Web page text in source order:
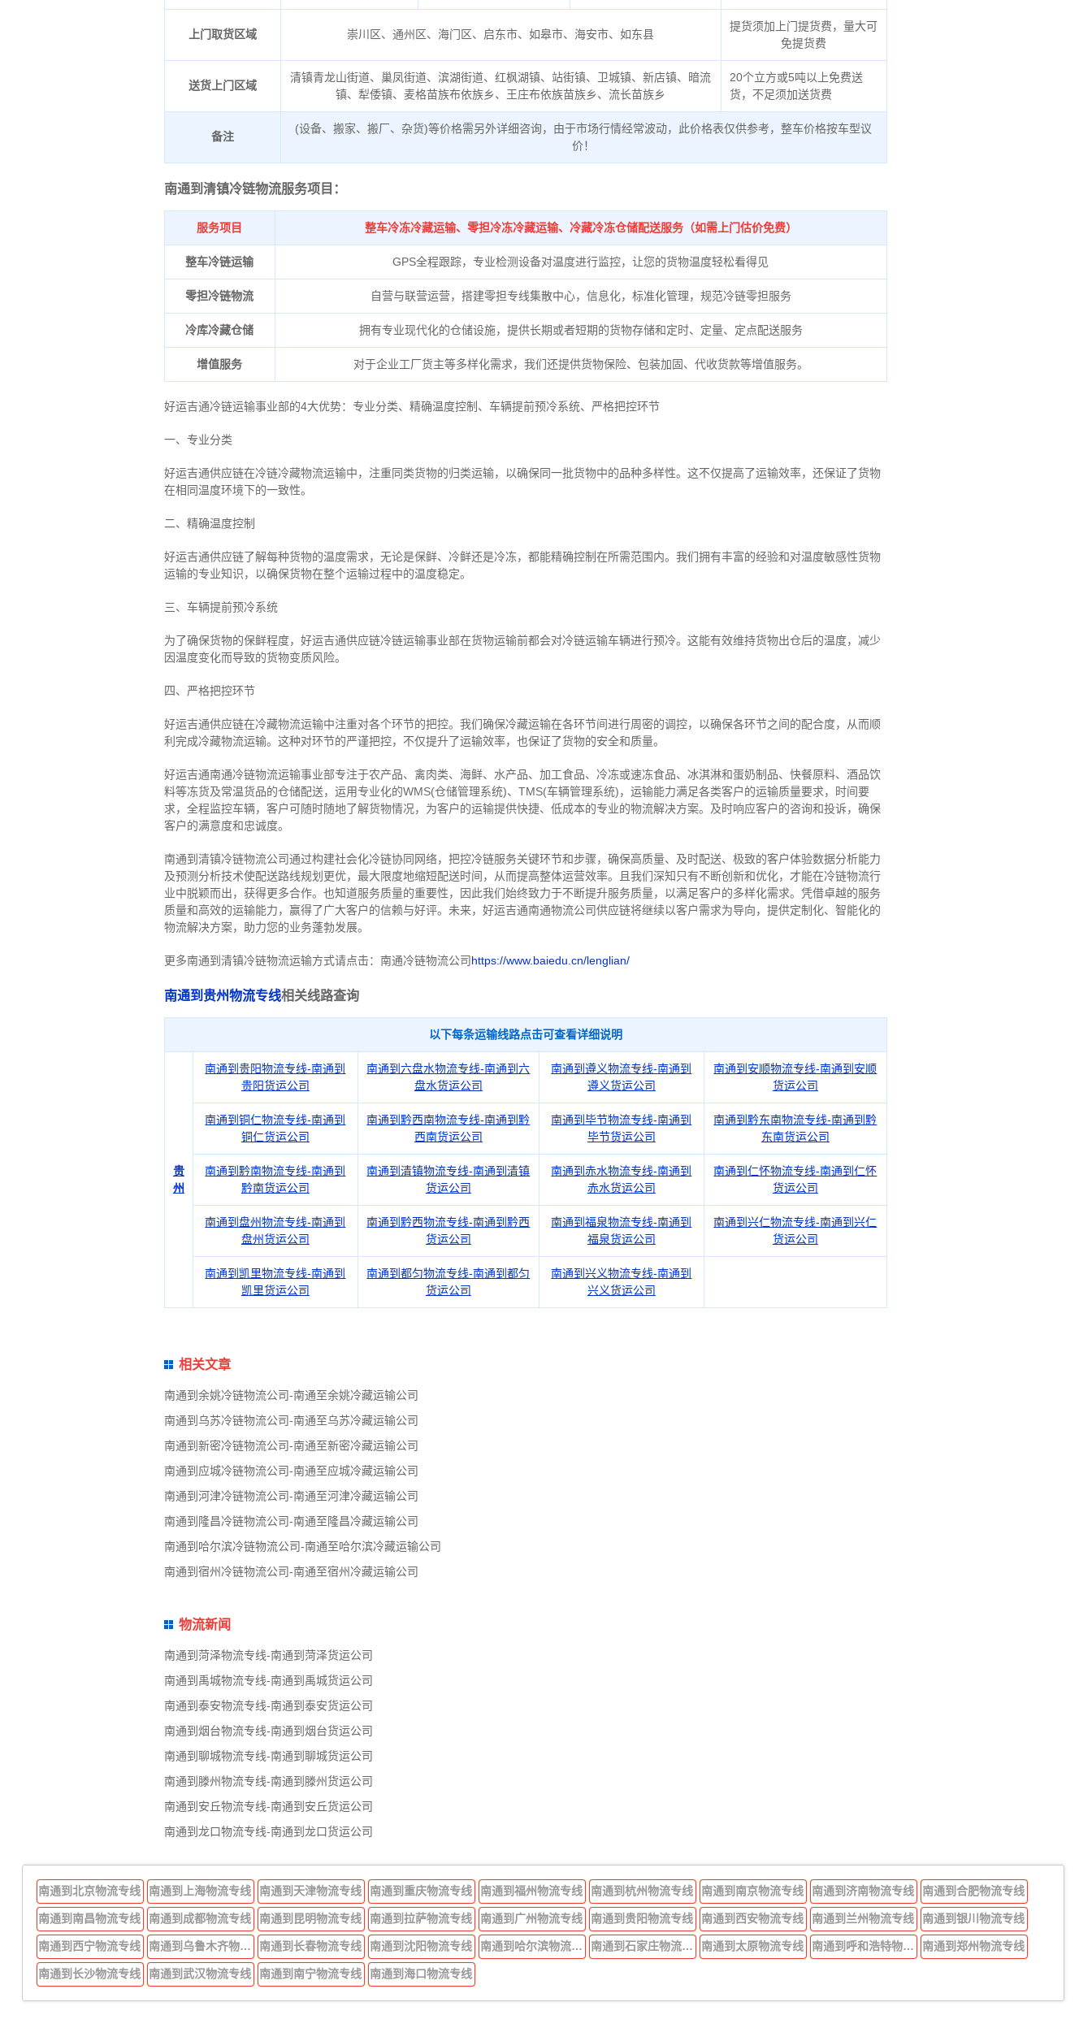
上门取货区域 崇川区、通州区、海门区、启东市、如皋市、海安市、如东县
提货须加上门提货费，量大可
免提货费
送货上门区域
清镇青龙山街道、巢凤街道、滨湖街道、红枫湖镇、站街镇、卫城镇、新店镇、暗流
镇、犁倭镇、麦格苗族布依族乡、王庄布依族苗族乡、流长苗族乡
20个立方或5吨以上免费送
货，不足须加送货费
备注
(设备、搬家、搬厂、杂货)等价格需另外详细咨询，由于市场行情经常波动，此价格表仅供参考，整车价格按车型议
价！
南通到清镇冷链物流服务项目：
服务项目 整车冷冻冷藏运输、零担冷冻冷藏运输、冷藏冷冻仓储配送服务（如需上门估价免费）
整车冷链运输 GPS全程跟踪，专业检测设备对温度进行监控，让您的货物温度轻松看得见
零担冷链物流 自营与联营运营，搭建零担专线集散中心，信息化，标准化管理，规范冷链零担服务
冷库冷藏仓储 拥有专业现代化的仓储设施，提供长期或者短期的货物存储和定时、定量、定点配送服务
增值服务 对于企业工厂货主等多样化需求，我们还提供货物保险、包装加固、代收货款等增值服务。
好运吉通冷链运输事业部的4大优势： 专业分类、 精确温度控制、 车辆提前预冷系统、 严格把控环节
一、专业分类
好运吉通供应链在冷链冷藏物流运输中，注重同类货物的归类运输，以确保同一批货物中的品种多样性。这不仅提高了运输效率，还保证了货物
在相同温度环境下的一致性。
二、 精确温度控制
好运吉通供应链了解每种货物的温度需求，无论是保鲜、冷鲜还是冷冻，都能精确控制在所需范围内。我们拥有丰富的经验和对温度敏感性货物
运输的专业知识，以确保货物在整个运输过程中的温度稳定。
三、车辆提前预冷系统
为了确保货物的保鲜程度，好运吉通供应链冷链运输事业部在货物运输前都会对冷链运输车辆进行预冷。这能有效维持货物出仓后的温度，减少
因温度变化而导致的货物变质风险。
四、严格把控环节
好运吉通供应链在冷藏物流运输中注重对各个环节的把控。我们确保冷藏运输在各环节间进行周密的调控，以确保各环节之间的配合度，从而顺
利完成冷藏物流运输。这种对环节的严谨把控，不仅提升了运输效率，也保证了货物的安全和质量。
好运吉通南通冷链物流运输事业部专注于农产品、禽肉类、海鲜、水产品、加工食品、冷冻或速冻食品、冰淇淋和蛋奶制品、快餐原料、酒品饮
料等冻货及常温货品的仓储配送，运用专业化的WMS(仓储管理系统)、TMS(车辆管理系统)，运输能力满足各类客户的运输质量要求，时间要
求，全程监控车辆，客户可随时随地了解货物情况，为客户的运输提供快捷、低成本的专业的物流解决方案。及时响应客户的咨询和投诉，确保
客户的满意度和忠诚度。
南通到清镇冷链物流公司通过构建社会化冷链协同网络，把控冷链服务关键环节和步骤，确保高质量、及时配送、极致的客户体验数据分析能力
及预测分析技术使配送路线规划更优，最大限度地缩短配送时间，从而提高整体运营效率。且 我们深知 只有不断创新和优化，才能在冷链物流行
业中脱颖而出，获得更多合作。也知道服务质量的重要性，因此我们始终致力于不断提升服务质量，以满足客户的多样化需求。 凭借卓越的服务
质量和高效的运输能力，赢得了广大客户的信赖与好评。 未来，好运吉通南通物流公司供应链将继续以客户需求为导向，提供定制化、智能化的
物流解决方案，助力您的业务蓬勃发展。
更多南通到清镇冷链物流运输方式请点击：南通冷链物流公司https://www.baiedu.cn/lenglian/
南通到贵州物流专线相关线路查询
以下每条运输线路点击可查看详细说明
贵
州
南通到贵阳物流专线-南通到
贵阳货运公司
南通到六盘水物流专线-南通到六
盘水货运公司
南通到遵义物流专线-南通到
遵义货运公司
南通到安顺物流专线-南通到安顺
货运公司
南通到铜仁物流专线-南通到
铜仁货运公司
南通到黔西南物流专线-南通到黔
西南货运公司
南通到毕节物流专线-南通到
毕节货运公司
南通到黔东南物流专线-南通到黔
东南货运公司
南通到黔南物流专线-南通到
黔南货运公司
南通到清镇物流专线-南通到清镇
货运公司
南通到赤水物流专线-南通到
赤水货运公司
南通到仁怀物流专线-南通到仁怀
货运公司
南通到盘州物流专线-南通到
盘州货运公司
南通到黔西物流专线-南通到黔西
货运公司
南通到福泉物流专线-南通到
福泉货运公司
南通到兴仁物流专线-南通到兴仁
货运公司
南通到凯里物流专线-南通到
凯里货运公司
南通到都匀物流专线-南通到都匀
货运公司
南通到兴义物流专线-南通到
兴义货运公司
相关文章
南通到余姚冷链物流公司-南通至余姚冷藏运输公司
南通到乌苏冷链物流公司-南通至乌苏冷藏运输公司
南通到新密冷链物流公司-南通至新密冷藏运输公司
南通到应城冷链物流公司-南通至应城冷藏运输公司
南通到河津冷链物流公司-南通至河津冷藏运输公司
南通到隆昌冷链物流公司-南通至隆昌冷藏运输公司
南通到哈尔滨冷链物流公司-南通至哈尔滨冷藏运输公司
南通到宿州冷链物流公司-南通至宿州冷藏运输公司
物流新闻
南通到菏泽物流专线-南通到菏泽货运公司
南通到禹城物流专线-南通到禹城货运公司
南通到泰安物流专线-南通到泰安货运公司
南通到烟台物流专线-南通到烟台货运公司
南通到聊城物流专线-南通到聊城货运公司
南通到滕州物流专线-南通到滕州货运公司
南通到安丘物流专线-南通到安丘货运公司
南通到龙口物流专线-南通到龙口货运公司
南通到北京物流专线 南通到上海物流专线 南通到天津物流专线 南通到重庆物流专线 南通到福州物流专线 南通到杭州物流专线 南通到南京物流专线 南通到济南物流专线 南通到合肥物流专线
南通到南昌物流专线 南通到成都物流专线 南通到昆明物流专线 南通到拉萨物流专线 南通到广州物流专线 南通到贵阳物流专线 南通到西安物流专线 南通到兰州物流专线 南通到银川物流专线
南通到西宁物流专线 南通到乌鲁木齐物流专线 南通到长春物流专线 南通到沈阳物流专线 南通到哈尔滨物流专线 南通到石家庄物流专线 南通到太原物流专线 南通到呼和浩特物流专线 南通到郑州物流专线
南通到长沙物流专线 南通到武汉物流专线 南通到南宁物流专线 南通到海口物流专线